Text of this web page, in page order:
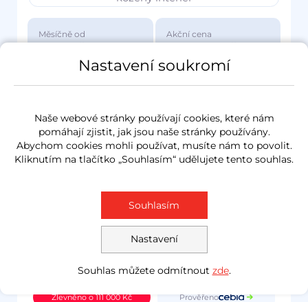
Měsíčně od
3 417 Kč
Akční cena
1 149 000 Kč
Zlevněno o 111 000 Kč Prověřeno
Nastavení soukromí
Naše webové stránky používají cookies, které nám
pomáhají zjistit, jak jsou naše stránky používány.
Abychom cookies mohli používat, musíte nám to povolit.
Kliknutím na tlačítko „Souhlasím“ udělujete tento souhlas.
Nastavení
Souhlasím
Souhlas můžete odmítnout zde.